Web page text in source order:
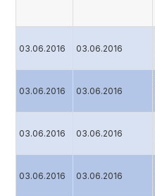
03.06.2016 03.06.2016
03.06.2016 03.06.2016
03.06.2016 03.06.2016
03.06.2016 03.06.2016